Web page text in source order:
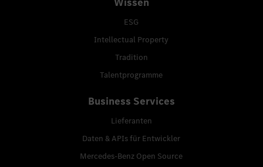
ESG
Intellectual Property
Tradition
Talentprogramme
Business Services
Lieferanten
Daten & APIs für Entwickler
Mercedes-Benz Open Source